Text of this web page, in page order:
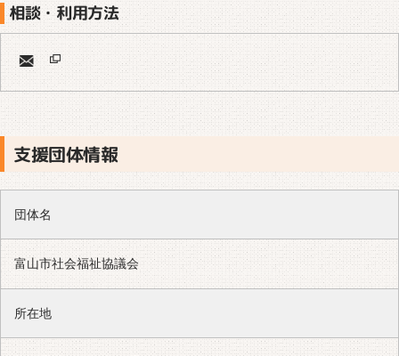
相談・利用方法
支援団体情報
団体名
富山市社会福祉協議会
所在地